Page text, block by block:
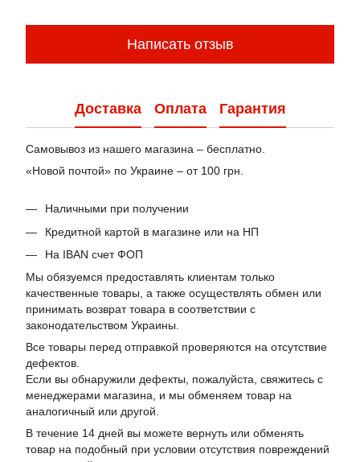
Написать отзыв
Доставка Оплата Гарантия
Самовывоз из нашего магазина – бесплатно.
«Новой почтой» по Украине – от 100 грн.
Наличными при получении
Кредитной картой в магазине или на НП
На IBAN счет ФОП
Мы обязуемся предоставлять клиентам только
качественные товары, а также осуществлять обмен или
принимать возврат товара в соответствии с
законодательством Украины.
Все товары перед отправкой проверяются на отсутствие
дефектов.
Если вы обнаружили дефекты, пожалуйста, свяжитесь с
менеджерами магазина, и мы обменяем товар на
аналогичный или другой.
В течение 14 дней вы можете вернуть или обменять
товар на подобный при условии отсутствия повреждений